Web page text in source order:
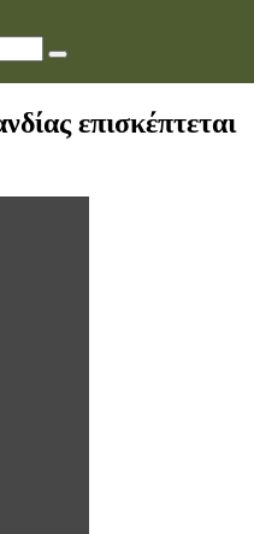
επισκέπτεται